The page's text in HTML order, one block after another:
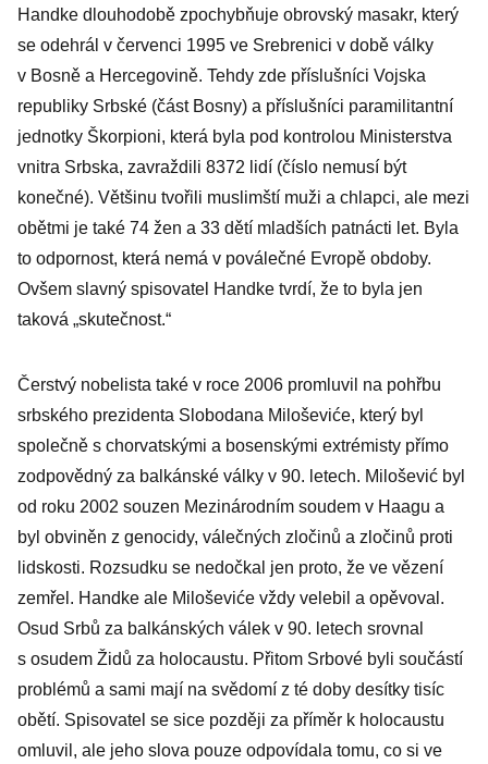
Handke dlouhodobě zpochybňuje obrovský masakr, který
se odehrál v červenci 1995 ve Srebrenici v době války
v Bosně a Hercegovině. Tehdy zde příslušníci Vojska
republiky Srbské (část Bosny) a příslušníci paramilitantní
jednotky Škorpioni, která byla pod kontrolou Ministerstva
vnitra Srbska, zavraždili 8372 lidí (číslo nemusí být
konečné). Většinu tvořili muslimští muži a chlapci, ale mezi
obětmi je také 74 žen a 33 dětí mladších patnácti let. Byla
to odpornost, která nemá v poválečné Evropě obdoby.
Ovšem slavný spisovatel Handke tvrdí, že to byla jen
taková „skutečnost.“
Čerstvý nobelista také v roce 2006 promluvil na pohřbu
srbského prezidenta Slobodana Miloševiće, který byl
společně s chorvatskými a bosenskými extrémisty přímo
zodpovědný za balkánské války v 90. letech. Milošević byl
od roku 2002 souzen Mezinárodním soudem v Haagu a
byl obviněn z genocidy, válečných zločinů a zločinů proti
lidskosti. Rozsudku se nedočkal jen proto, že ve vězení
zemřel. Handke ale Miloševiće vždy velebil a opěvoval.
Osud Srbů za balkánských válek v 90. letech srovnal
s osudem Židů za holocaustu. Přitom Srbové byli součástí
problémů a sami mají na svědomí z té doby desítky tisíc
obětí. Spisovatel se sice později za příměr k holocaustu
omluvil, ale jeho slova pouze odpovídala tomu, co si ve